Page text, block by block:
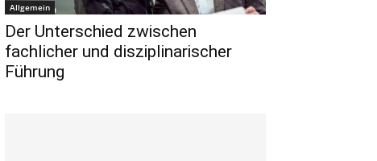
Allgemein
Der Unterschied zwischen
fachlicher und disziplinarischer
Führung